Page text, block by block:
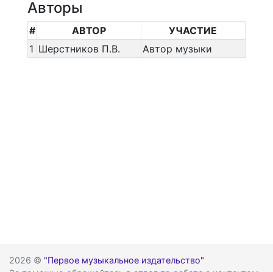
Авторы
# АВТОР
УЧАСТИЕ
1 Шерстников П.В. Автор музыки
2026 © "Первое музыкальное издательство"